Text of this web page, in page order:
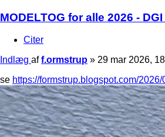
MODELTOG for alle 2026 -
Citer
Indlæg aff.ormstrup » 29 mar 2026,
se https://formstrup.blogspot.com/2026/